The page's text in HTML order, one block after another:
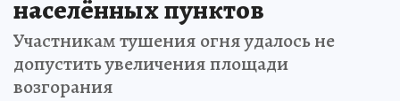
населённых пунктов
Участникам тушения огня удалось не
допустить увеличения площади
возгорания